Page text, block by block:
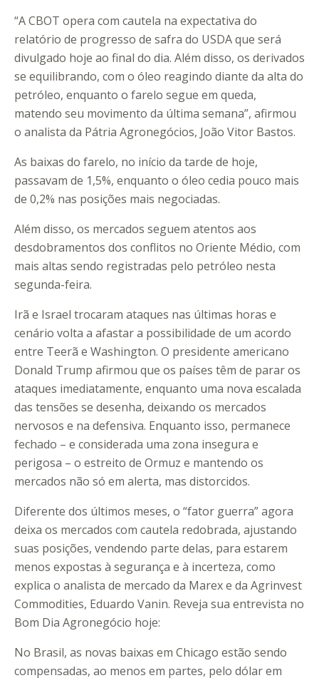
“A CBOT opera com cautela na expectativa do
relatório de progresso de safra do USDA que será
divulgado hoje ao final do dia. Além disso, os derivados
se equilibrando, com o óleo reagindo diante da alta do
petróleo, enquanto o farelo segue em queda,
matendo seu movimento da última semana”, afirmou
o analista da Pátria Agronegócios, João Vitor Bastos.
As baixas do farelo, no início da tarde de hoje,
passavam de 1,5%, enquanto o óleo cedia pouco mais
de 0,2% nas posições mais negociadas.
Além disso, os mercados seguem atentos aos
desdobramentos dos conflitos no Oriente Médio, com
mais altas sendo registradas pelo petróleo nesta
segunda-feira.
Irã e Israel trocaram ataques nas últimas horas e
cenário volta a afastar a possibilidade de um acordo
entre Teerã e Washington. O presidente americano
Donald Trump afirmou que os países têm de parar os
ataques imediatamente, enquanto uma nova escalada
das tensões se desenha, deixando os mercados
nervosos e na defensiva. Enquanto isso, permanece
fechado – e considerada uma zona insegura e
perigosa – o estreito de Ormuz e mantendo os
mercados não só em alerta, mas distorcidos.
Diferente dos últimos meses, o “fator guerra” agora
deixa os mercados com cautela redobrada, ajustando
suas posições, vendendo parte delas, para estarem
menos expostas à segurança e à incerteza, como
explica o analista de mercado da Marex e da Agrinvest
Commodities, Eduardo Vanin. Reveja sua entrevista no
Bom Dia Agronegócio hoje:
No Brasil, as novas baixas em Chicago estão sendo
compensadas, ao menos em partes, pelo dólar em